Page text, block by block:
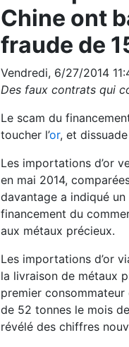
Chine ont
fraude de
Vendredi, 6/27/2014
Des faux contrats qui
Le scam du
toucher l’or, et
Les importations d’or
en mai 2014,
davantage a indiqué
financement du
aux métaux précieux.
Les importations d’or
la livraison de métaux
premier
de 52 tonnes le mois
révélé des chiffres